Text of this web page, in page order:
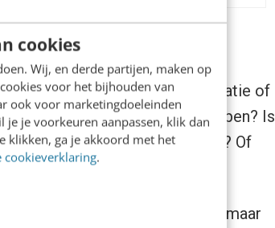
cookies
Wij, en derde partijen, maken op
voor het bijhouden van
ook voor marketingdoeleinden
je voorkeuren aanpassen, klik dan
klikken, ga je akkoord met het
cookieverklaring.
aan nieuwe informatie of
eerdere gasten kunnen helpen? Is
in het hotel hoeft te betalen? Of
je gereserveerd blijft?
experimenten (
), maar